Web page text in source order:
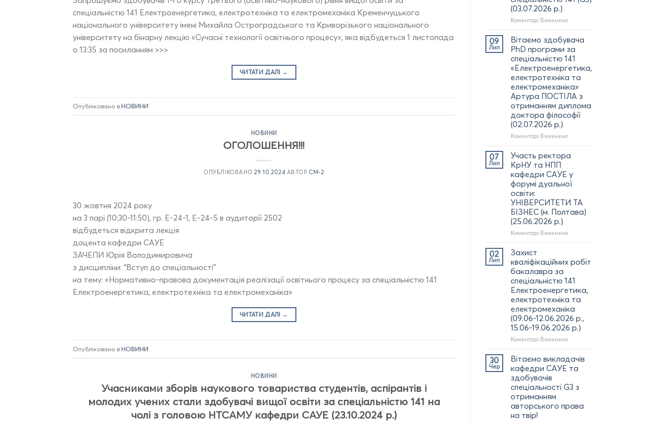
спеціальністю 141 Електроенергетика, електротехніка та електромеханіка Кременчуцького
національного університету імені Михайла Остроградського та Криворізького національного
університету на бінарну лекцію «Сучасні технології освітнього процесу», яка відбудеться 1 листопада
о 13:35 за посиланням >>>
ЧИТАТИ ДАЛІ →
Опубліковано вНОВИНИ
НОВИНИ
ОГОЛОШЕННЯ!!!
ОПУБЛІКОВАНО29.10.2024 АВТОР CM-2
30 жовтня 2024 року
на 3 парі (10:30-11:50), гр. Е-24-1, Е-24-5 в аудиторії 2502
відбудеться відкрита лекція
доцента кафедри САУЕ
ЗАЧЕПИ Юрія Володимировича
з дисципліни: “Вступ до спеціальності”
на тему: «Нормативно-правова документація реалізації освітнього процесу за спеціальністю 141
Електроенергетика, електротехніка та електромеханіка»
ЧИТАТИ ДАЛІ →
Опубліковано вНОВИНИ
НОВИНИ
Учасниками зборів наукового товариства студентів, аспірантів і
молодих учених стали здобувачі вищої освіти за спеціальністю 141 на
чолі з головою НТСАМУ кафедри САУЕ (23.10.2024 р.)
(03.07.2026 р.)
Коментарі Вимкненодо
випускників
з
отриманням
дипломів
бакалавра
за
спеціальністю
141
(G3)
(03.07.2026
09
Лип
Вітаємо здобувача
PhD програми за
спеціальністю 141
«Електроенергетика,
електротехніка та
електромеханіка»
Артура ПОСТІЛА з
отриманням диплома
доктора філософії
(02.07.2026 р.)
Коментарі Вимкненодо
PhD
спеціальністю
141
електротехніка
та
ПОСТІЛА
диплома
філософії
р.)
07
Лип
Участь ректора
КрНУ та НПП
кафедри САУЕ у
форумі дуальної
освіти:
УНІВЕРСИТЕТИ ТА
БІЗНЕС (м. Полтава)
(25.06.2026 р.)
Коментарі Вимкненодо
та
кафедри
САУЕ
у
форумі
дуальної
освіти:
УНІВЕРСИТЕТИ
ТА
(м.
Полтава)
р.)
02
Лип
Захист
кваліфікаційних робіт
бакалавра за
спеціальністю 141
Електроенергетика,
електротехніка та
електромеханіка
(09.06-12.06.2026 р.,
15.06-19.06.2026 р.)
Коментарі Вимкненодо
кваліфікаційних
робіт
бакалавра
спеціальністю
Електроенергетика,
30
Чер
Вітаємо викладачів
кафедри САУЕ та
здобувачів
спеціальності G3 з
отриманням
авторського права
на твір!